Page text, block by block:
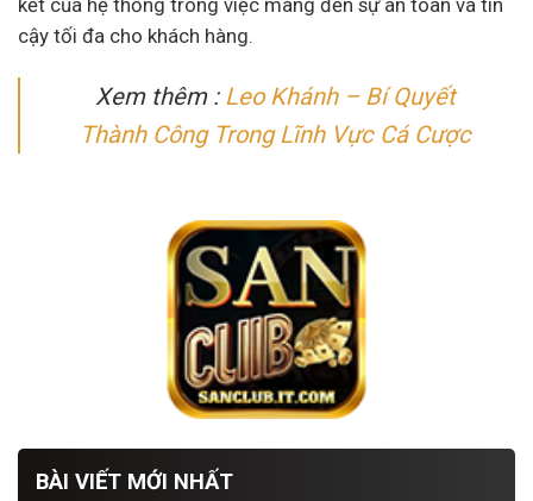
cậy tối đa cho khách hàng.
Xem thêm : Leo Khánh – Bí Quyết
Thành Công Trong Lĩnh Vực Cá Cược
BÀI VIẾT MỚI NHẤT